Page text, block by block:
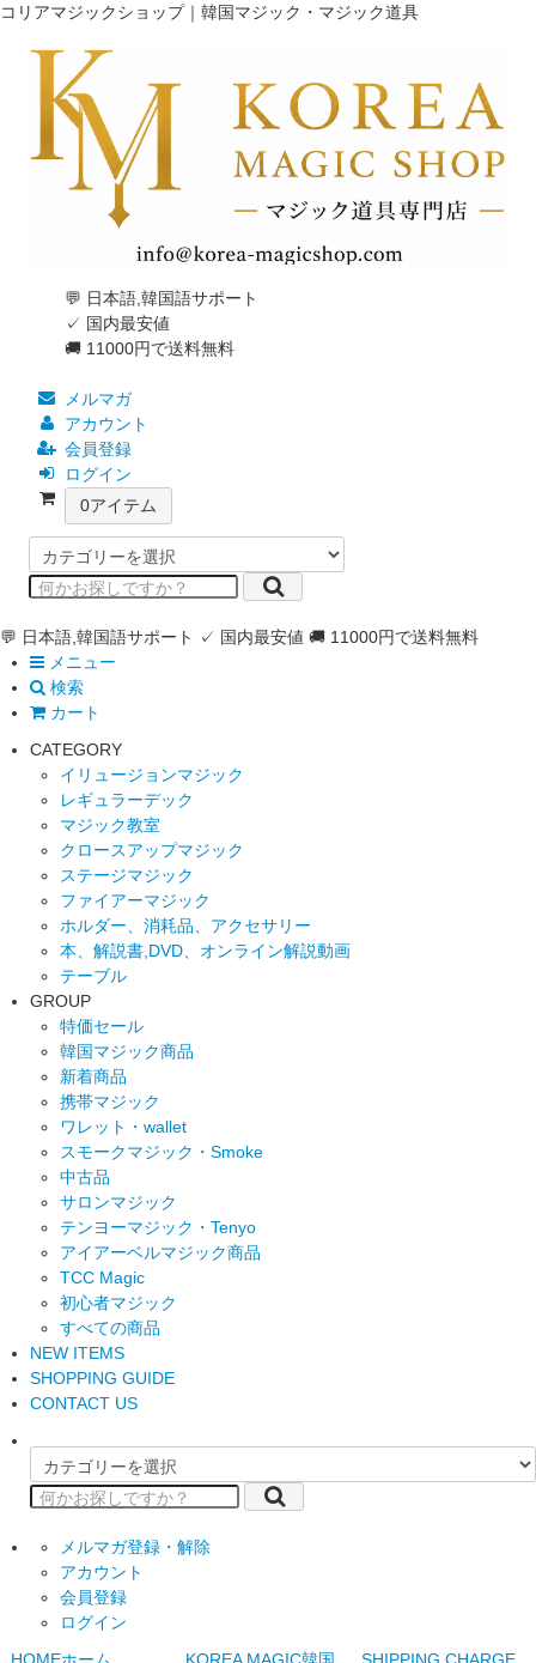
コリアマジックショップ｜韓国マジック・マジック道具
💬 日本語,韓国語サポート
✓ 国内最安値
🚚 11000円で送料無料
メルマガ
アカウント
会員登録
ログイン
0アイテム
💬 日本語,韓国語サポート ✓ 国内最安値 🚚 11000円で送料無料
メニュー
検索
カート
CATEGORY
イリュージョンマジック
レギュラーデック
マジック教室
クロースアップマジック
ステージマジック
ファイアーマジック
ホルダー、消耗品、アクセサリー
本、解説書,DVD、オンライン解説動画
テーブル
GROUP
特価セール
韓国マジック商品
新着商品
携帯マジック
ワレット・wallet
スモークマジック・Smoke
中古品
サロンマジック
テンヨーマジック・Tenyo
アイアーベルマジック商品
TCC Magic
初心者マジック
すべての商品
NEW ITEMS
SHOPPING GUIDE
CONTACT US
メルマガ登録・解除
アカウント
会員登録
ログイン